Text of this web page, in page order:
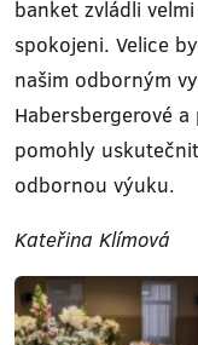
banket zvládli
spokojeni. Velice
našim odborným
Habersbergerové
pomohly
odbornou výuku.
Kateřina Klímová